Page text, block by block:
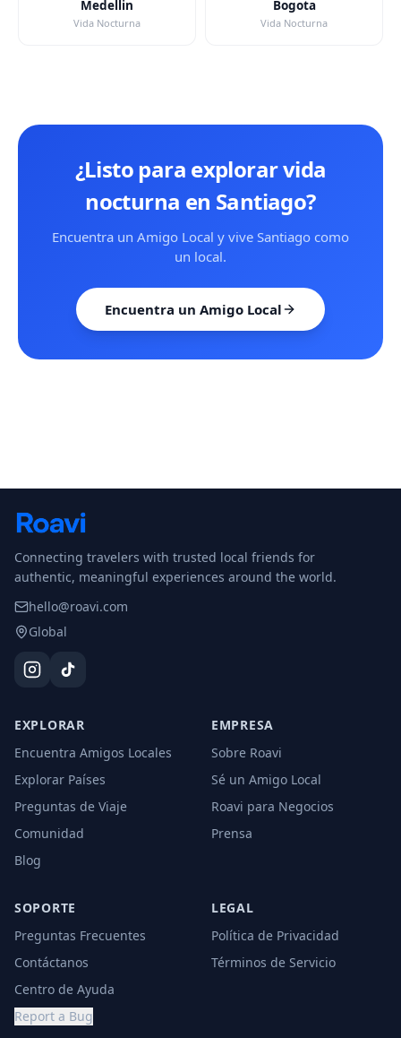
Medellin
Vida Nocturna
Bogota
Vida Nocturna
¿Listo para explorar vida
nocturna en Santiago?
Encuentra un Amigo Local y vive Santiago como
un local.
Encuentra un Amigo Local
Connecting travelers with trusted local friends for
authentic, meaningful experiences around the world.
hello@roavi.com
Global
EXPLORAR
Encuentra Amigos Locales
Explorar Países
Preguntas de Viaje
Comunidad
Blog
EMPRESA
Sobre Roavi
Sé un Amigo Local
Roavi para Negocios
Prensa
SOPORTE
Preguntas Frecuentes
Contáctanos
Centro de Ayuda
Report a Bug
LEGAL
Política de Privacidad
Términos de Servicio